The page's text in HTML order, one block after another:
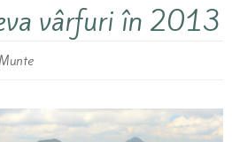
vârfuri în 2013
Munte